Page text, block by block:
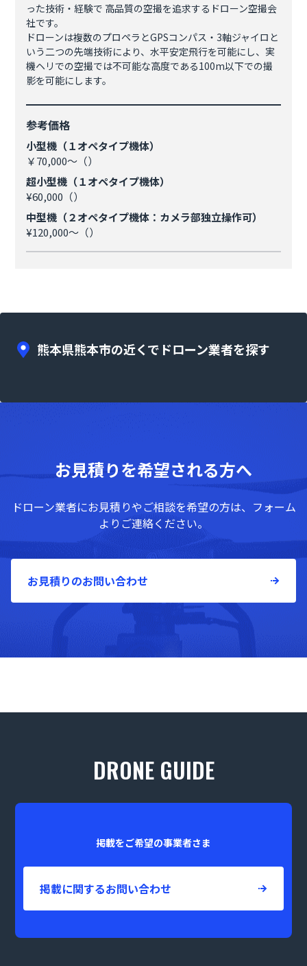
った技術・経験で 高品質の空撮を追求するドローン空撮会
社です。
ドローンは複数のプロペラとGPSコンパス・3軸ジャイロと
いう二つの先端技術により、水平安定飛行を可能にし、実
機ヘリでの空撮では不可能な高度である100m以下での撮
影を可能にします。
参考価格
小型機（１オペタイプ機体）
￥70,000～（）
超小型機（１オペタイプ機体）
¥60,000（）
中型機（２オペタイプ機体：カメラ部独立操作可）
¥120,000～（）
熊本県熊本市の近くでドローン業者を探す
お見積りを希望される方へ
ドローン業者にお見積りやご相談を希望の方は、フォーム
よりご連絡ください。
お見積りのお問い合わせ
DRONE GUIDE
掲載をご希望の事業者さま
掲載に関するお問い合わせ